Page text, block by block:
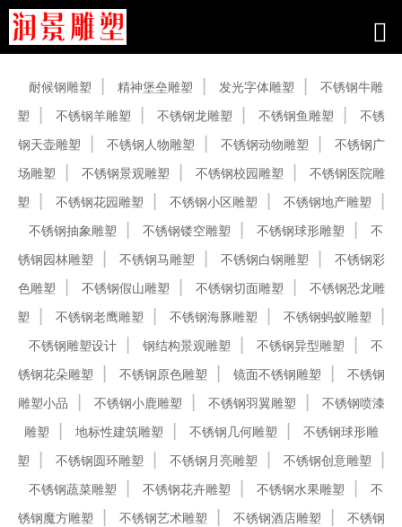
耐候钢雕塑 精神堡垒雕塑 发光字体雕塑
不锈钢牛雕
塑
不锈钢羊雕塑 不锈钢龙雕塑 不锈钢鱼雕塑
不锈
钢天壶雕塑
不锈钢人物雕塑 不锈钢动物雕塑
不锈钢广
场雕塑
不锈钢景观雕塑 不锈钢校园雕塑
不锈钢医院雕
塑
不锈钢花园雕塑 不锈钢小区雕塑
不锈钢地产雕塑
不锈钢抽象雕塑
不锈钢镂空雕塑 不锈钢球形雕塑
不
锈钢园林雕塑
不锈钢马雕塑 不锈钢白钢雕塑
不锈钢彩
色雕塑
不锈钢假山雕塑 不锈钢切面雕塑
不锈钢恐龙雕
塑
不锈钢老鹰雕塑 不锈钢海豚雕塑
不锈钢蚂蚁雕塑
不锈钢雕塑设计
钢结构景观雕塑 不锈钢异型雕塑
不
锈钢花朵雕塑
不锈钢原色雕塑 镜面不锈钢雕塑
不锈钢
雕塑小品
不锈钢小鹿雕塑 不锈钢羽翼雕塑
不锈钢喷漆
雕塑
地标性建筑雕塑 不锈钢几何雕塑
不锈钢球形雕
塑
不锈钢圆环雕塑 不锈钢月亮雕塑
不锈钢创意雕塑
不锈钢蔬菜雕塑
不锈钢花卉雕塑 不锈钢水果雕塑
不
锈钢魔方雕塑
不锈钢艺术雕塑 不锈钢酒店雕塑
不锈钢